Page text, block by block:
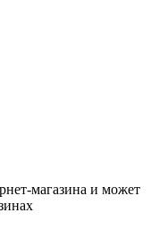
магазина и может